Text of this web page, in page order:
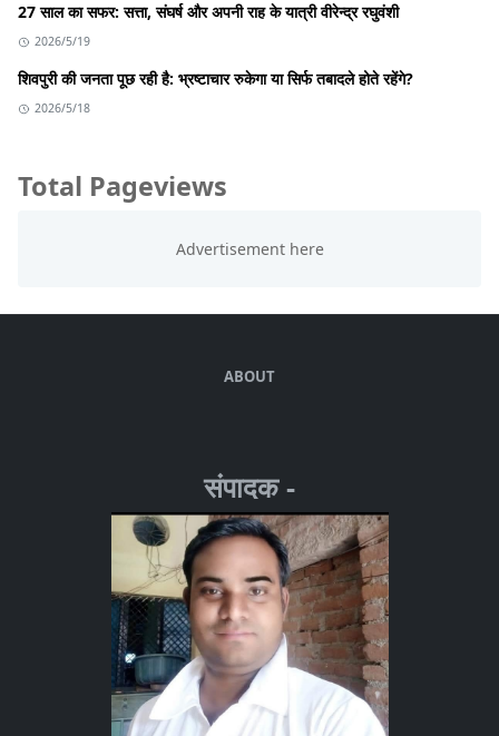
27 साल का सफर: सत्ता, संघर्ष और अपनी राह के यात्री वीरेन्द्र रघुवंशी
2026/5/19
शिवपुरी की जनता पूछ रही है: भ्रष्टाचार रुकेगा या सिर्फ तबादले होते रहेंगे?
2026/5/18
Total Pageviews
ABOUT
संपादक -